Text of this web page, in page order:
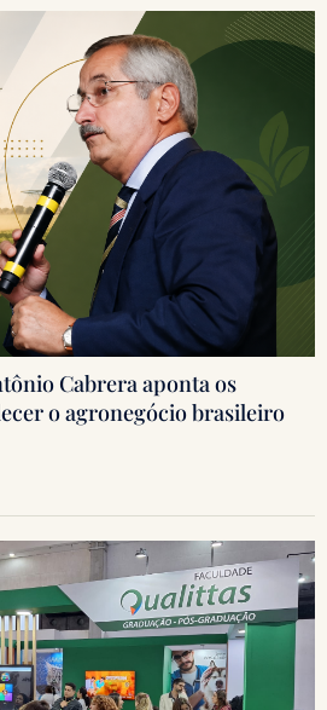
Cabrera aponta os
o agronegócio brasileiro